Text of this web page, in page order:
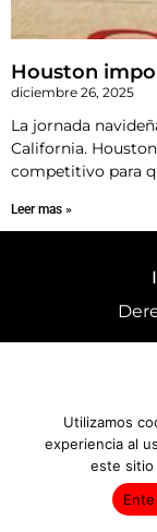
Houston
diciembre 26, 2025
La jornada
California.
competitivo para
Leer mas »
Utilizamos
experiencia al
este sitio